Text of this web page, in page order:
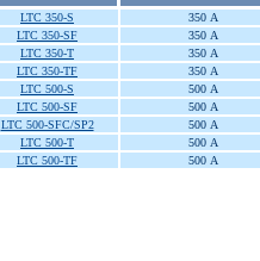
LTC 350-S
350 A
LTC 350-SF
350 A
LTC 350-T
350 A
LTC 350-TF
350 A
LTC 500-S
500 A
LTC 500-SF
500 A
LTC 500-SFC/SP2
500 A
LTC 500-T
500 A
LTC 500-TF
500 A